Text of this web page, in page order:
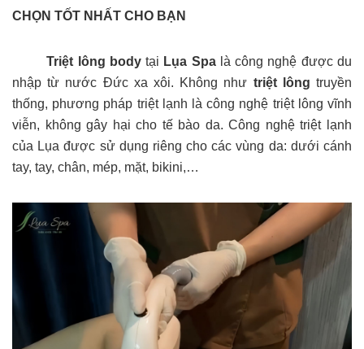
CHỌN TỐT NHẤT CHO BẠN
Triệt lông bodytại Lụa Spalà công nghệ được du
nhập từ nước Đức xa xôi. Không như triệt lông truyền
thống, phương pháp triệt lạnh là công nghệ triệt lông vĩnh
viễn, không gây hại cho tế bào da. Công nghệ triệt lạnh
của Lụa được sử dụng riêng cho các vùng da: dưới cánh
tay, tay, chân, mép, mặt, bikini,…